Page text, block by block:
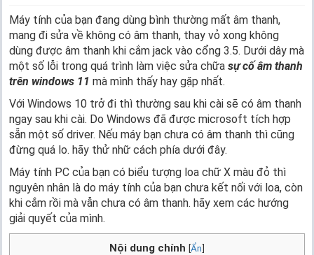
n
Máy tính của bạn đang dùng bình thường mất âm thanh,
mang đi sửa về không có âm thanh, thay vỏ xong không
dùng được âm thanh khi cắm jack vào cổng 3.5. Dưới dây mà
một số lỗi trong quá trình làm việc sửa chữa sự cố âm thanh
trên windows 11 mà mình thấy hay gặp nhất.
Với Windows 10 trở đi thì thường sau khi cài sẽ có âm thanh
ngay sau khi cài. Do Windows đã được microsoft tích hợp
sẵn một số driver. Nếu máy bạn chưa có âm thanh thì cũng
đừng quá lo. hãy thử nhữ cách phía dưới đây.
Máy tính PC của bạn có biểu tượng loa chữ X màu đỏ thì
nguyên nhân là do máy tính của bạn chưa kết nối với loa, còn
khi cắm rồi mà vẫn chưa có âm thanh. hãy xem các hướng
giải quyết của mình.
Nội dung chính [Ẩn]